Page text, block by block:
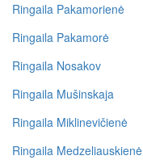
Ringaila Pakamorienė
Ringaila Pakamorė
Ringaila Nosakov
Ringaila Mušinskaja
Ringaila Miklinevičienė
Ringaila Medzeliauskienė